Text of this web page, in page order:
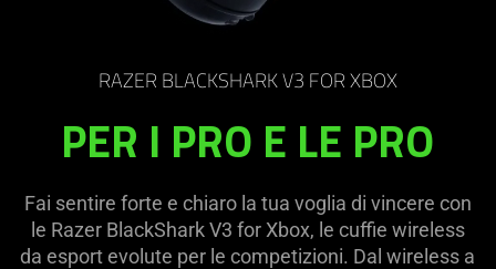
RAZER BLACKSHARK V3 FOR XBOX
PER I PRO E LE PRO
Fai sentire forte e chiaro la tua voglia di vincere con
le Razer BlackShark V3 for Xbox, le cuffie wireless
da esport evolute per le competizioni. Dal wireless a